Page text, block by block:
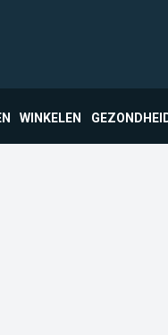
WINKELEN